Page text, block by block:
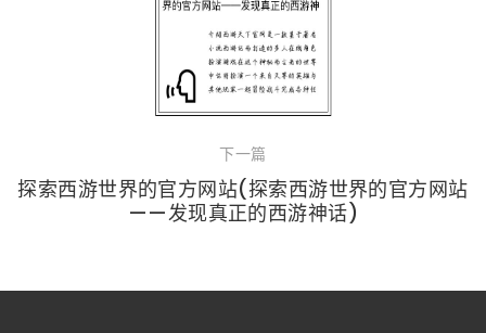
下一篇
探索西游世界的官方网站(探索西游世界的官方网站
——发现真正的西游神话)